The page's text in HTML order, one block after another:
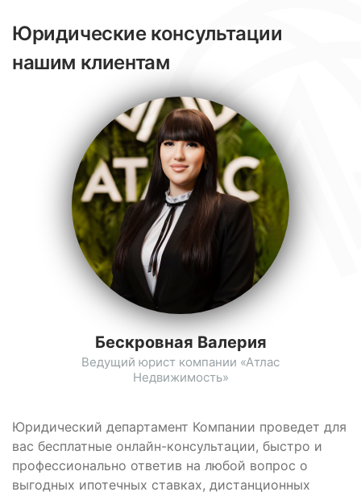
Юридические консультации
нашим клиентам
Юридический департамент Компании проведет для
вас бесплатные онлайн-консультации, быстро и
профессионально ответив на любой вопрос о
выгодных ипотечных ставках, дистанционных
Бескровная Валерия
Ведущий юрист компании «Атлас
Недвижимость»